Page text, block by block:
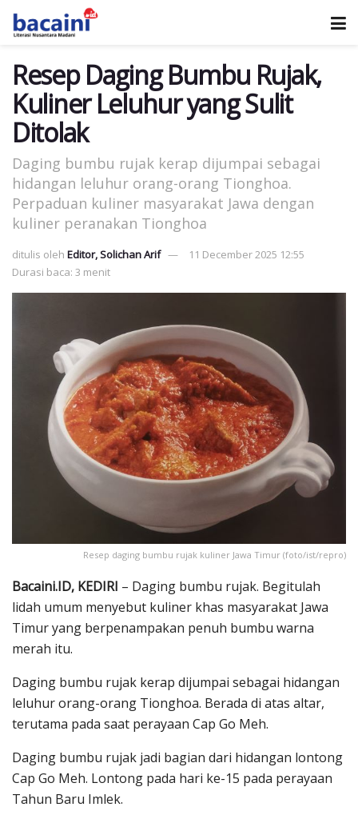
Resep Daging Bumbu Rujak,
Kuliner Leluhur yang Sulit
Ditolak
Daging bumbu rujak kerap dijumpai sebagai
hidangan leluhur orang-orang Tionghoa.
Perpaduan kuliner masyarakat Jawa dengan
kuliner peranakan Tionghoa
ditulis oleh Editor, Solichan Arif
11 December 2025 12:55
Durasi baca: 3 menit
Resep daging bumbu rujak kuliner Jawa Timur (foto/ist/repro)
Bacaini.ID, KEDIRI – Daging bumbu rujak. Begitulah
lidah umum menyebut kuliner khas masyarakat Jawa
Timur yang berpenampakan penuh bumbu warna
merah itu.
Daging bumbu rujak kerap dijumpai sebagai hidangan
leluhur orang-orang Tionghoa. Berada di atas altar,
terutama pada saat perayaan Cap Go Meh.
Daging bumbu rujak jadi bagian dari hidangan lontong
Cap Go Meh. Lontong pada hari ke-15 pada perayaan
Tahun Baru Imlek.